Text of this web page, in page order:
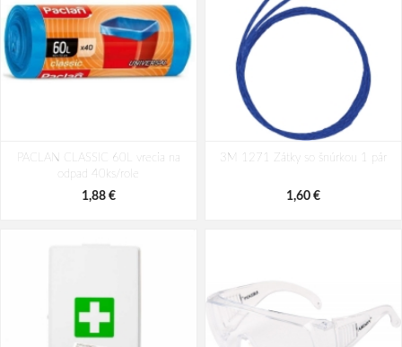
rukavice
69,79 €
Respirátor ARDON®M002 FFP2
PACLAN CLASSIC 60L vrecia na
odpad 40ks/role
1,88 €
3M 1271 Zátky so šnúrkou 1 pár
1,60 €